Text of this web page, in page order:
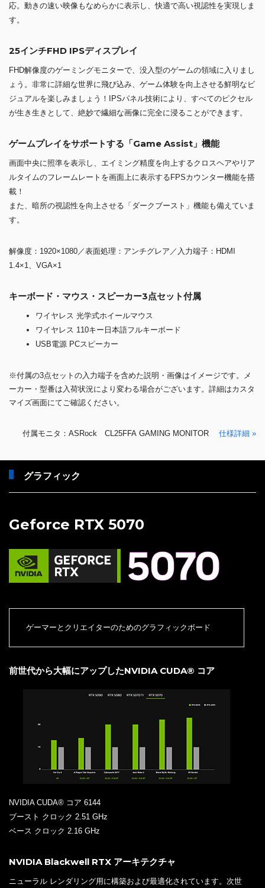
応。動きの速い映像もなめらかに表示し、快適で高い視認性を実現しま
す。
25インチFHD IPSディスプレイ
FHD解像度のゲーミングモニターで、没入型のゲームの領域に入りまし
ょう。非常に詳細な世界に飛び込み、ゲーム体験を向上させる鮮明なビ
ジュアルを楽しみましょう！IPSパネル技術により、すべてのピクセル
が生き生きとして、絶妙で繊細な画像に完全に浸ることができます。
ゲームプレイをサポートする「Game Assist」機能
画面中央に照準を表示し、エイミング精度を向上するクロスヘアやリア
ルタイムのフレームレートを画面上に表示するFPSカウンター機能を搭
載！
また、暗所の視認性を向上させる「ダークブースト」機能も備えていま
す。
解像度：1920×1080／表面処理：アンチグレア／入力端子：HDMI
1.4×1、VGA×1
キーボード・マウス・スピーカー3点セット付属
ワイヤレス 光学式ホイールマウス
ワイヤレス 110キー日本語フルキーボード
USB電源 PCスピーカー
※付属の3点セットの入力端子を含めた説明・画像はイメージです。メ
ーカー・型番は入荷状況により変わる場合がございます。詳細はカスタ
マイズ画面にてご確認ください。
付属モニタ：ASRock CL25FFA GAMING MONITOR 仕様詳細 »
グラフィック
Geforce RTX 5070
ゲーマーとクリエイターのためのグラフィックボード
前世代から大幅にアップしたNVIDIA CUDA® コア
NVIDIA CUDA® コア 6144
ブースト クロック 2.51 GHz
ベース クロック 2.16 GHz
NVIDIA Blackwell RTX アーキテクチャ
ニューラル レンダリング用に構築および最適化されています。次世